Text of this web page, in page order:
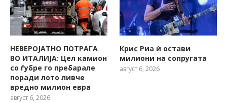
НЕВЕРОЈАТНО ПОТРАГА
ВО ИТАЛИЈА: Цел камион
со ѓубре го пребарале
поради лото ливче
вредно милион евра
август 6, 2026
Крис Риа ѝ остави
милиони на сопругата
август 6, 2026